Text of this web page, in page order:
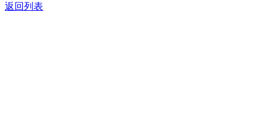
返回列表